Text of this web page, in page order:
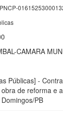
PNCP-
CAMARA
Públicas] -
de reforma e
PB